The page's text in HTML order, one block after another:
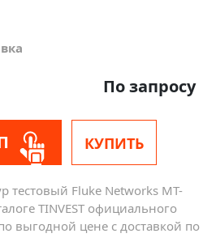
По запросу
КУПИТЬ
Fluke Networks MT-
TINVEST официального
выгодной цене с доставкой по